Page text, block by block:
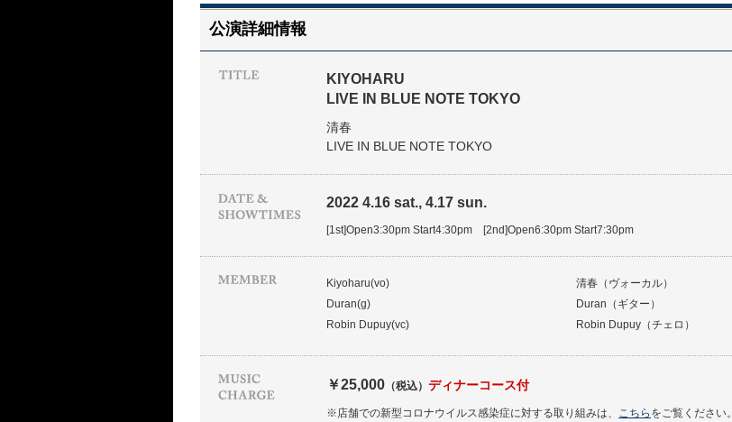
公演詳細情報
KIYOHARU
LIVE IN BLUE NOTE TOKYO
清春
LIVE IN BLUE NOTE TOKYO
2022 4.16 sat., 4.17 sun.
[1st]Open3:30pm Start4:30pm [2nd]Open6:30pm Start7:30pm
Kiyoharu(vo)
清春（ヴォーカル）
Duran(g)
Duran（ギター）
Robin Dupuy(vc)
Robin Dupuy（チェロ）
￥25,000 （税込） ディナーコース付
※店舗での新型コロナウイルス感染症に対する取り組みは、 こちら をご覧ください。